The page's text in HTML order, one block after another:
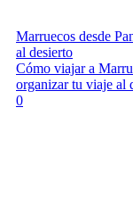
Marruecos desde
al desierto
Cómo viajar a
organizar tu viaje al
0